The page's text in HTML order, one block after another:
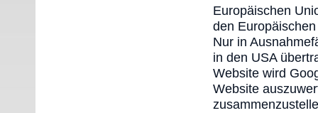
Europäischen
den
Nur in
in den USA
Website wird
Website